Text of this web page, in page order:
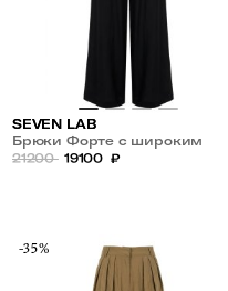
SEVEN LAB
Брюки Форте с широким
поясом
21200 19100 ₽
-35%